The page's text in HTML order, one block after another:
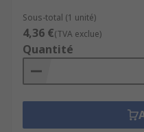
Sous-total (1 unité)
4,36 €(TVA exclue)
Quantité